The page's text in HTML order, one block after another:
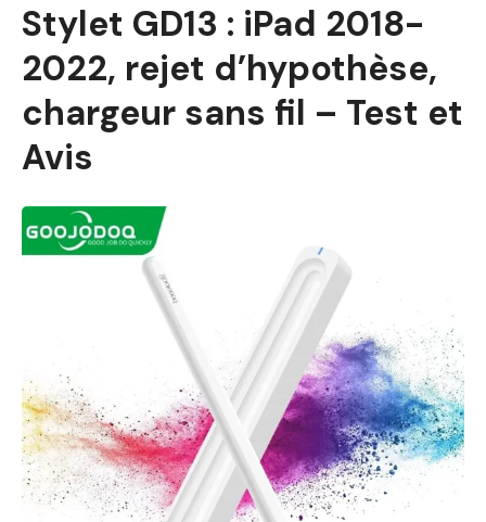
Stylet GD13 : iPad 2018-
2022, rejet d’hypothèse,
chargeur sans fil – Test et
Avis